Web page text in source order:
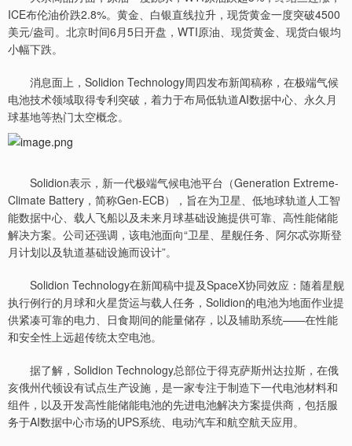
ICE布伦油价跌2.8%。黄金、白银直线拉升，现货黄金一度突破4500
美元/盎司。北京时间6月5日开盘，WTI原油、现货黄金、现货白银均
小幅下跌。
消息面上，Solidion Technology周四发布新闻稿称，在极端气候
电池技术领域取得专利突破，着力于布局低轨道AI数据中心、永久月
球基地等热门太空概念。
Solidion表示，新一代极端气候电池平台（Generation Extreme-
Climate Battery，简称Gen-ECB），旨在为卫星、低地球轨道人工智
能数据中心、载人飞船以及未来月球基础设施提供可靠、高性能储能
解决方案。公司还强调，该电池面向“卫星、星舰任务、阿尔忒弥斯登
月计划以及轨道基础设施而设计”。
Solidion Technology在新闻稿中提及SpaceX协同效应：随着星舰
执行例行的月球和火星货运与载人任务，Solidion的电池为地面作业提
供紧凑可靠的电力、日食期间的能量储存，以及辅助系统——在性能
和安全性上远超传统太空电池。
据了解，Solidion Technology总部位于得克萨斯州达拉斯，在俄
亥俄州代顿设有试点生产设施，是一家专注于制造下一代电池材料和
组件，以及开发高性能储能电池的先进电池解决方案提供商，包括服
务于AI数据中心市场的UPS系统、电动汽车和航空航天应用。